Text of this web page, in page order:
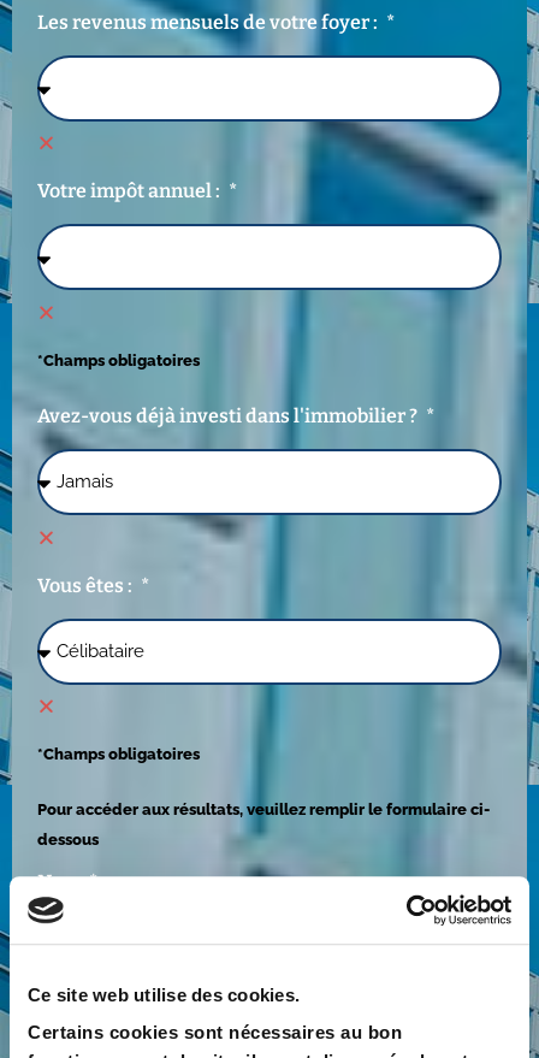
Ce site web utilise des cookies.
Certains cookies sont nécessaires au bon
Les revenus mensuels de votre foyer :
Votre impôt annuel :
*Champs obligatoires
Avez-vous déjà investi dans l'immobilier ?
Vous êtes :
*Champs obligatoires
Pour accéder aux résultats, veuillez remplir le formulaire ci-
dessous
Nom
Prénom